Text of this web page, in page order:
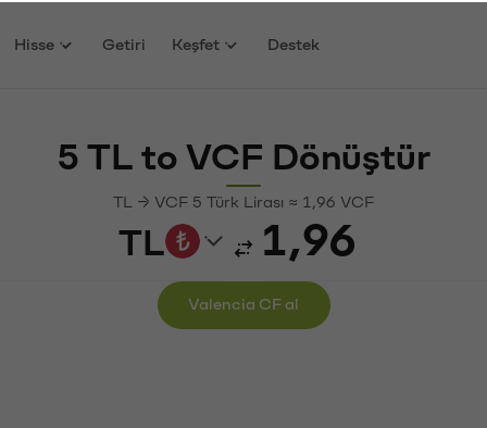
Hisse Getiri Keşfet Destek
5 TL to VCF Dönüştür
TL → VCF 5 Türk Lirası ≈ 1,96 VCF
TL
Valencia CF al